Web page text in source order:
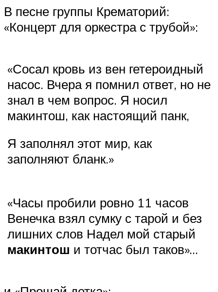
В песне группы Крематорий:
«Концерт для оркестра с трубой»:
«Сосал кровь из вен гетероидный
насос. Вчера я помнил ответ, но не
знал в чем вопрос. Я носил
макинтош, как настоящий панк,
Я заполнял этот мир, как
заполняют бланк.»
«Часы пробили ровно 11 часов
Венечка взял сумку с тарой и без
лишних слов Надел мой старый
макинтош и тотчас был таков»…